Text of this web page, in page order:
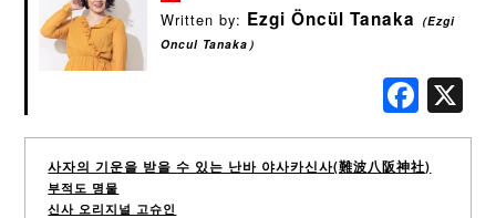
Written by: Ezgi Öncül Tanaka
（Ezgi
Oncul Tanaka）
사자의 기운을 받을 수 있는 난바 야사카신사(難波八阪神社)
부적도 명물
신사 오리지널 고슈인